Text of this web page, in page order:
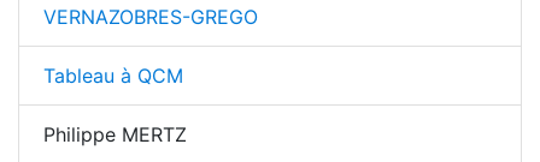
VERNAZOBRES-GREGO
Tableau à QCM
Philippe MERTZ